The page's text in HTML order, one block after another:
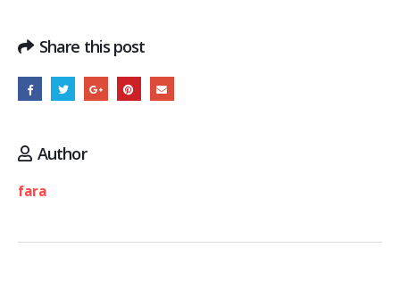
Share this post
Author
fara